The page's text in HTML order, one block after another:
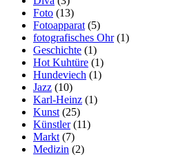
Foto (13)
Fotoapparat (5)
fotografisches Ohr(1)
Geschichte (1)
Hot Kuhtüre (1)
Hundeviech (1)
Jazz (10)
Karl-Heinz (1)
Kunst (25)
Künstler(11)
Markt (7)
Medizin (2)